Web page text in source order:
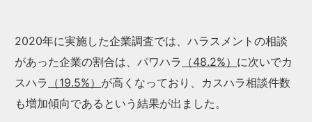
2020年に実施した企業調査では、ハラスメントの相談
があった企業の割合は、パワハラ （48.2%） に次いでカ
スハラ （19.5%） が高くなっており、カスハラ相談件数
も増加傾向であるという結果が出ました。